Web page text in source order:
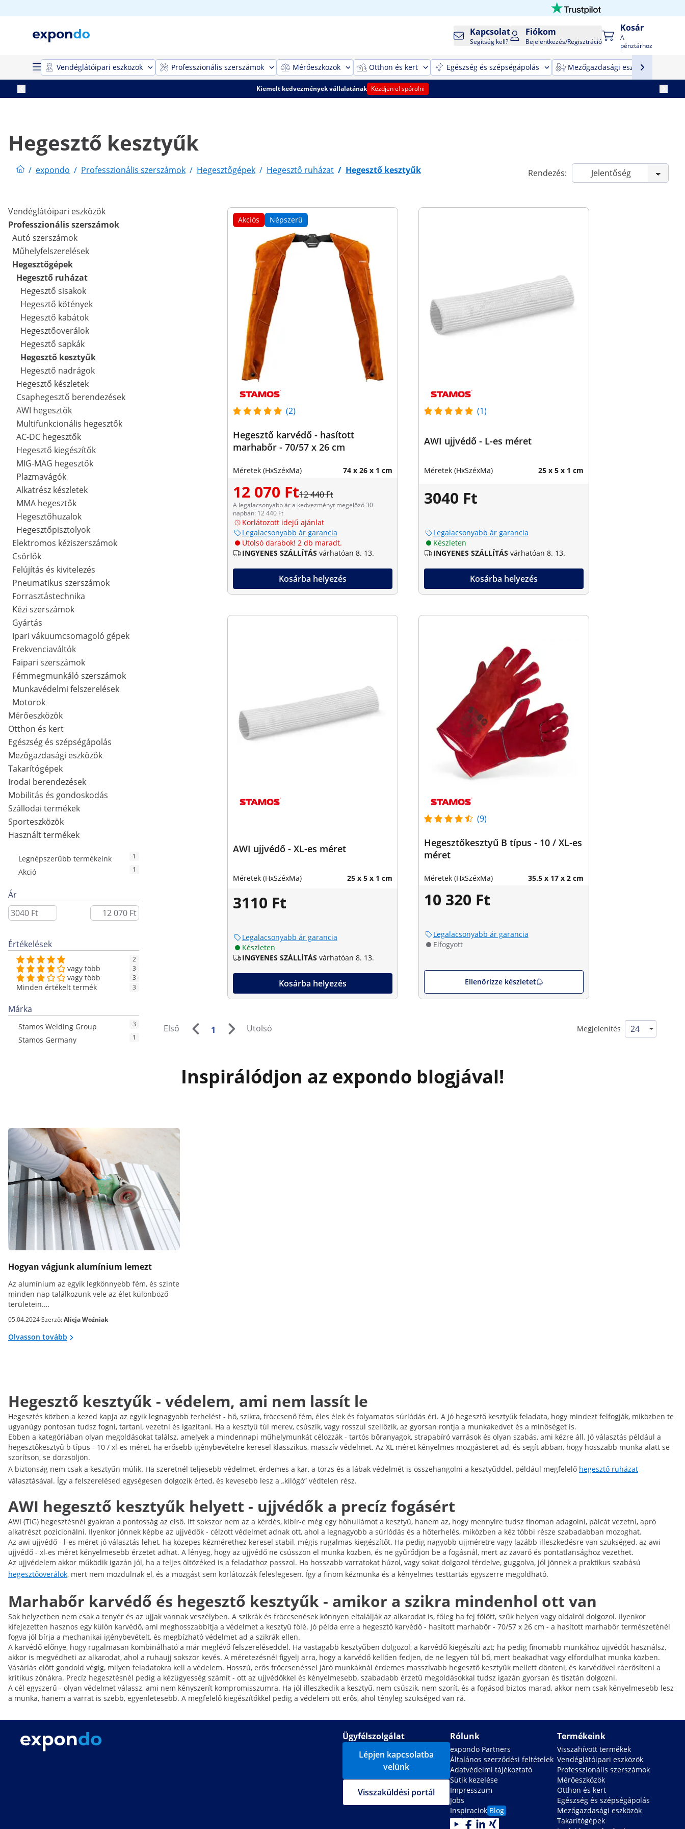
Kapcsolat
Segítség kell?
Fiókom
Bejelentkezés/Regisztráció
Kosár
A
pénztárhoz
Vendéglátóipari eszközök Professzionális szerszámok Mérőeszközök Otthon és kert Egészség és szépségápolás Mezőgazdasági eszközök
Kiemelt kedvezmények vállalatának Kezdjen el spórolni
Hegesztő kesztyűk
/ expondo / Professzionális szerszámok / Hegesztőgépek / Hegesztő ruházat / Hegesztő kesztyűk Rendezés:
Vendéglátóipari eszközök
Professzionális szerszámok
Autó szerszámok
Műhelyfelszerelések
Hegesztőgépek
Hegesztő ruházat
Hegesztő sisakok
Hegesztő kötények
Hegesztő kabátok
Hegesztőoverálok
Hegesztő sapkák
Hegesztő kesztyűk
Hegesztő nadrágok
Hegesztő készletek
Csaphegesztő berendezések
AWI hegesztők
Multifunkcionális hegesztők
AC-DC hegesztők
Hegesztő kiegészítők
MIG-MAG hegesztők
Plazmavágók
Alkatrész készletek
MMA hegesztők
Hegesztőhuzalok
Hegesztőpisztolyok
Elektromos kéziszerszámok
Csörlők
Felújítás és kivitelezés
Pneumatikus szerszámok
Forrasztástechnika
Kézi szerszámok
Gyártás
Ipari vákuumcsomagoló gépek
Frekvenciaváltók
Faipari szerszámok
Fémmegmunkáló szerszámok
Munkavédelmi felszerelések
Motorok
Mérőeszközök
Otthon és kert
Egészség és szépségápolás
Mezőgazdasági eszközök
Takarítógépek
Irodai berendezések
Mobilitás és gondoskodás
Szállodai termékek
Sporteszközök
Használt termékek
Legnépszerűbb termékeink 1
Akció 1
Ár
Értékelések
2
vagy több 3
vagy több 3
Minden értékelt termék 3
Márka
Stamos Welding Group 3
Stamos Germany 1
Akciós Népszerű
(2)
Hegesztő karvédő - hasított
marhabőr - 70/57 x 26 cm
Méretek (HxSzéxMa) 74 x 26 x 1 cm
12 070 Ft12 440 Ft
A legalacsonyabb ár a kedvezményt megelőző 30
napban: 12 440 Ft
Korlátozott idejű ajánlat
Legalacsonyabb ár garancia
Utolsó darabok! 2 db maradt.
INGYENES SZÁLLÍTÁS várhatóan 8. 13.
Kosárba helyezés
(1)
AWI ujjvédő - L-es méret
Méretek (HxSzéxMa) 25 x 5 x 1 cm
3040 Ft
Legalacsonyabb ár garancia
Készleten
INGYENES SZÁLLÍTÁS várhatóan 8. 13.
Kosárba helyezés
AWI ujjvédő - XL-es méret
Méretek (HxSzéxMa) 25 x 5 x 1 cm
3110 Ft
Legalacsonyabb ár garancia
Készleten
INGYENES SZÁLLÍTÁS várhatóan 8. 13.
Kosárba helyezés
(9)
Hegesztőkesztyű B típus - 10 / XL-es
méret
Méretek (HxSzéxMa) 35.5 x 17 x 2 cm
10 320 Ft
Legalacsonyabb ár garancia
Elfogyott
Ellenőrizze készletet
Első 1 Utolsó Megjelenítés
Inspirálódjon az expondo blogjával!
Hogyan vágjunk alumínium lemezt
Az alumínium az egyik legkönnyebb fém, és szinte
minden nap találkozunk vele az élet különböző
területein.…
05.04.2024 Szerző:Alicja Woźniak
Olvasson tovább
Hegesztő kesztyűk - védelem, ami nem lassít le
Hegesztés közben a kezed kapja az egyik legnagyobb terhelést - hő, szikra, fröccsenő fém, éles élek és folyamatos súrlódás éri. A jó hegesztő kesztyűk feladata, hogy mindezt felfogják, miközben te
ugyanúgy pontosan tudsz fogni, tartani, vezetni és igazítani. Ha a kesztyű túl merev, csúszik, vagy rosszul szellőzik, az gyorsan rontja a munkakedvet és a minőséget is.
Ebben a kategóriában olyan megoldásokat találsz, amelyek a mindennapi műhelymunkát célozzák - tartós bőranyagok, strapabíró varrások és olyan szabás, ami kézre áll. Jó választás például a
hegesztőkesztyű b típus - 10 / xl-es méret, ha erősebb igénybevételre keresel klasszikus, masszív védelmet. Az XL méret kényelmes mozgásteret ad, és segít abban, hogy hosszabb munka alatt se
szorítson, se dörzsöljön.
A biztonság nem csak a kesztyűn múlik. Ha szeretnél teljesebb védelmet, érdemes a kar, a törzs és a lábak védelmét is összehangolni a kesztyűddel, például megfelelő hegesztő ruházat
választásával. Így a felszerelésed egységesen dolgozik érted, és kevesebb lesz a „kilógó” védtelen rész.
AWI hegesztő kesztyűk helyett - ujjvédők a precíz fogásért
AWI (TIG) hegesztésnél gyakran a pontosság az első. Itt sokszor nem az a kérdés, kibír-e még egy hőhullámot a kesztyű, hanem az, hogy mennyire tudsz finoman adagolni, pálcát vezetni, apró
alkatrészt pozicionálni. Ilyenkor jönnek képbe az ujjvédők - célzott védelmet adnak ott, ahol a legnagyobb a súrlódás és a hőterhelés, miközben a kéz többi része szabadabban mozoghat.
Az awi ujjvédő - l-es méret jó választás lehet, ha közepes kézmérethez keresel stabil, mégis rugalmas kiegészítőt. Ha pedig nagyobb ujjméretre vagy lazább illeszkedésre van szükséged, az awi
ujjvédő - xl-es méret kényelmesebb érzetet adhat. A lényeg, hogy az ujjvédő ne csússzon el munka közben, és ne gyűrődjön be a fogásnál, mert az zavaró és pontatlansághoz vezethet.
Az ujjvédelem akkor működik igazán jól, ha a teljes öltözéked is a feladathoz passzol. Ha hosszabb varratokat húzol, vagy sokat dolgozol térdelve, guggolva, jól jönnek a praktikus szabású
hegesztőoverálok, mert nem mozdulnak el, és a mozgást sem korlátozzák feleslegesen. Így a finom kézmunka és a kényelmes testtartás egyszerre megoldható.
Marhabőr karvédő és hegesztő kesztyűk - amikor a szikra mindenhol ott van
Sok helyzetben nem csak a tenyér és az ujjak vannak veszélyben. A szikrák és fröccsenések könnyen eltalálják az alkarodat is, főleg ha fej fölött, szűk helyen vagy oldalról dolgozol. Ilyenkor
kifejezetten hasznos egy külön karvédő, ami meghosszabbítja a védelmet a kesztyű fölé. Jó példa erre a hegesztő karvédő - hasított marhabőr - 70/57 x 26 cm - a hasított marhabőr természeténél
fogva jól bírja a mechanikai igénybevételt, és megbízható védelmet ad a szikrák ellen.
A karvédő előnye, hogy rugalmasan kombinálható a már meglévő felszereléseddel. Ha vastagabb kesztyűben dolgozol, a karvédő kiegészíti azt; ha pedig finomabb munkához ujjvédőt használsz,
akkor is megvédheti az alkarodat, ahol a ruhaujj sokszor kevés. A méretezésnél figyelj arra, hogy a karvédő kellően fedjen, de ne legyen túl bő, mert beakadhat vagy elfordulhat munka közben.
Vásárlás előtt gondold végig, milyen feladatokra kell a védelem. Hosszú, erős fröccsenéssel járó munkáknál érdemes masszívabb hegesztő kesztyűk mellett dönteni, és karvédővel ráerősíteni a
kritikus zónákra. Precíz hegesztésnél pedig a kézügyesség számít - ott az ujjvédőkkel és kényelmesebb, szabadabb érzetű megoldásokkal tudsz igazán gyorsan és tisztán dolgozni.
A cél egyszerű - olyan védelmet válassz, ami nem kényszerít kompromisszumra. Ha jól illeszkedik a kesztyű, nem csúszik, nem szorít, és a fogásod biztos marad, akkor nem csak kényelmesebb lesz
a munka, hanem a varrat is szebb, egyenletesebb. A megfelelő kiegészítőkkel pedig a védelem ott erős, ahol tényleg szükséged van rá.
Ügyfélszolgálat
Lépjen kapcsolatba
velünk
Visszaküldési portál
Rólunk
expondo Partners
Általános szerződési feltételek
Adatvédelmi tájékoztató
Sütik kezelése
Impresszum
Jobs
Inspiraciok Blog
Termékeink
Visszahívott termékek
Vendéglátóipari eszközök
Professzionális szerszámok
Mérőeszközök
Otthon és kert
Egészség és szépségápolás
Mezőgazdasági eszközök
Takarítógépek